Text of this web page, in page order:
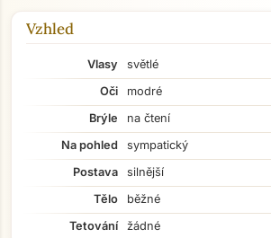
Vzhled
Vlasy
světlé
Oči
modré
Brýle
na čtení
Na pohled
sympatický
Postava
silnější
Tělo
běžné
Tetování
žádné